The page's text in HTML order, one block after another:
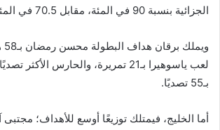
الجزائية بنسبة 90 في المئة، مقابل 70.5 في المئة لممثل الوطن.
لعب ياسوهيرا بـ21 تمريرة، والحارس
بـ55 تصديًا.